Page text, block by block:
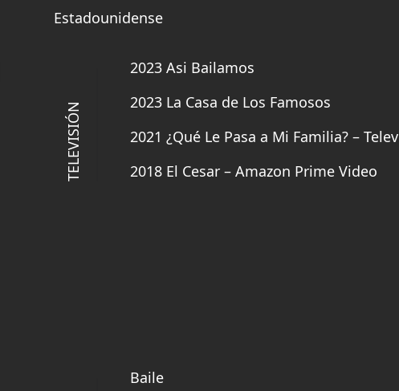
Estadounidense
TELEVISIÓN
2023 Asi Bailamos
2023 La Casa de Los Famosos
2021 ¿Qué Le Pasa a Mi Familia? –
2018 El Cesar – Amazon Prime Video
Baile